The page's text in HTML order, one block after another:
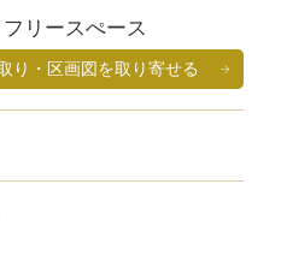
フリースぺース
り・区画図を取り寄せる